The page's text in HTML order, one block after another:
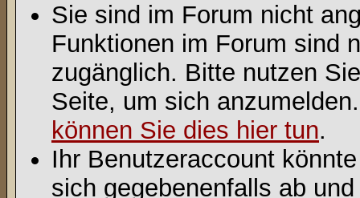
Sie sind im Forum nicht
Funktionen im Forum sind
zugänglich. Bitte nutzen
Seite, um sich
können Sie dies hier tun.
Ihr Benutzeraccount
sich gegebenenfalls ab